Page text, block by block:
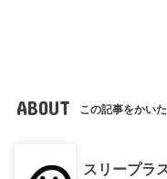
ABOUT この記事をかい
スリープラ